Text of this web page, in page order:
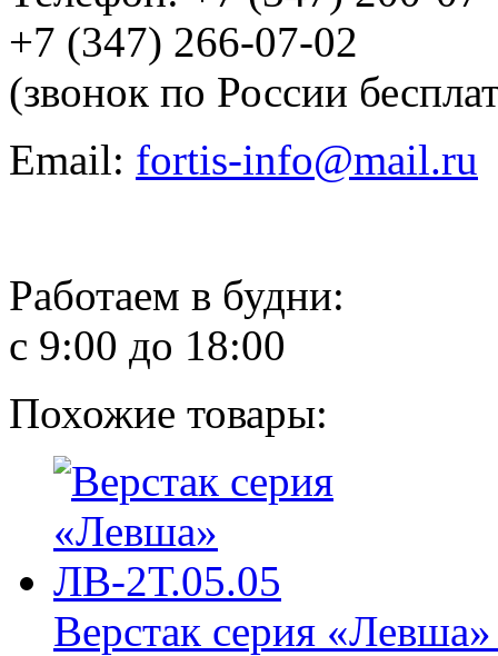
+7 (347) 266-07-02
(звонок по России
Email: fortis-info@mail.ru
Работаем в будни:
с 9:00 до 18:00
Похожие товары:
Верстак серия